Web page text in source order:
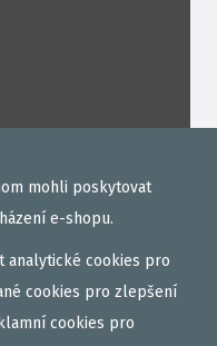
KAZETA
mohli poskytovat
e-shopu.
analytické cookies pro
cookies pro zlepšení
cookies pro